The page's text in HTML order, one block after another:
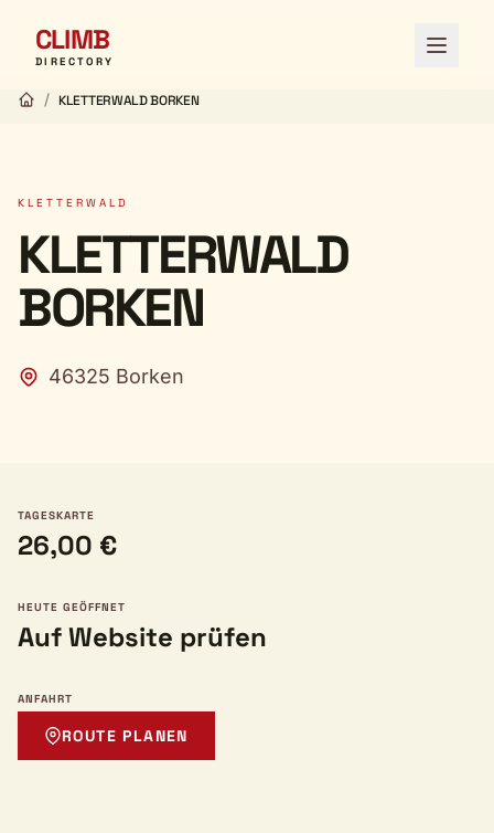
CLIMB
DIRECTORY Menü
/ KLETTERWALD BORKEN
KLETTERWALD
KLETTERWALD
BORKEN
46325 Borken
TAGESKARTE
26,00 €
HEUTE GEÖFFNET
Auf Website prüfen
ANFAHRT
ROUTE PLANEN